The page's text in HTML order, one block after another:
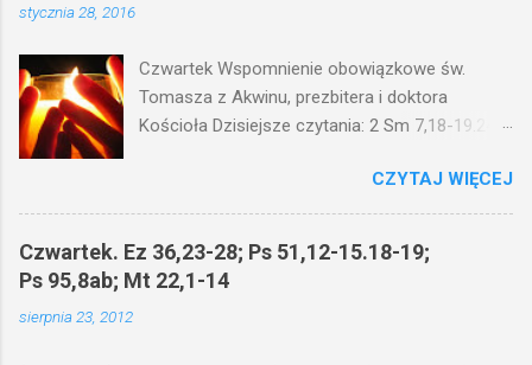
stycznia 28, 2016
Czwartek Wspomnienie obowiązkowe św.
Tomasza z Akwinu, prezbitera i doktora
Kościoła Dzisiejsze czytania: 2 Sm 7,18-19.24-
(Mk 4,21-25) Jezus mówił ludowi: Czy po to
wnosi się światło, by je postawić pod korcem
na świeczniku? Nie ma bowiem nic ukrytego, co
by nie miało wyjść na jaw. Kto ma uszy do
CZYTAJ WIĘCEJ
Czwartek. Ez 36,23-28; Ps 51,12-15.18-19;
Ps 95,8ab; Mt 22,1-14
sierpnia 23, 2012